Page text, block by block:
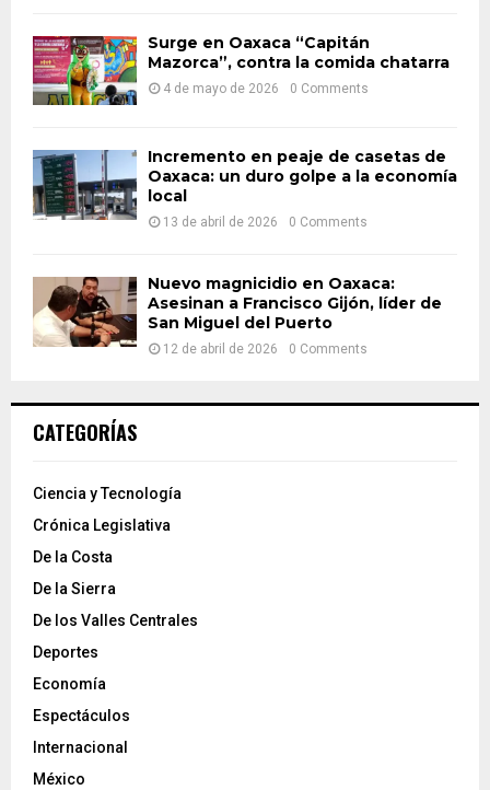
Surge en Oaxaca “Capitán
Mazorca”, contra la comida chatarra
4 de mayo de 2026 0 Comments
Incremento en peaje de casetas de
Oaxaca: un duro golpe a la economía
local
13 de abril de 2026 0 Comments
Nuevo magnicidio en Oaxaca:
Asesinan a Francisco Gijón, líder de
San Miguel del Puerto
12 de abril de 2026 0 Comments
CATEGORÍAS
Ciencia y Tecnología
Crónica Legislativa
De la Costa
De la Sierra
De los Valles Centrales
Deportes
Economía
Espectáculos
Internacional
México